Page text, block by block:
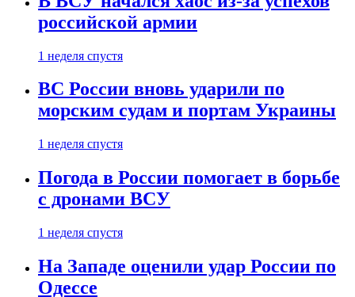
российской армии
1 неделя спустя
ВС России вновь ударили по
морским судам и портам Украины
1 неделя спустя
Погода в России помогает в борьбе
с дронами ВСУ
1 неделя спустя
На Западе оценили удар России по
Одессе